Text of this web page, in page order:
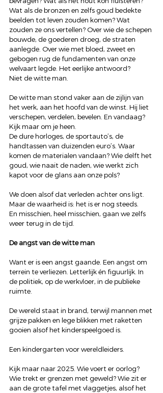
Wat als de bronzen en zelfs goud bedekte
beelden tot leven zouden komen? Wat
zouden ze ons vertellen? Over wie de schepen
bouwde, de goederen droeg, de straten
aanlegde. Over wie met bloed, zweet en
gebogen rug de fundamenten van onze
welvaart legde. Het eerlijke antwoord?
Niet de witte man.
De witte man stond vaker aan de zijlijn van
het werk, aan het hoofd van de winst. Hij liet
verschepen, verdelen, bevelen. En vandaag?
Kijk maar om je heen.
De dure horloges, de sportauto’s, de
handtassen van duizenden euro’s. Waar
komen de materialen vandaan? Wie delft het
goud, wie naait de naden, wie werkt zich
kapot voor de glans aan onze pols?
We doen alsof dat verleden achter ons ligt.
Maar de waarheid is: het is er nog steeds.
En misschien, heel misschien, gaan we zelfs
weer terug in de tijd.
De angst van de witte man
Want er is een angst gaande. Een angst om
terrein te verliezen. Letterlijk én figuurlijk. In
de politiek, op de werkvloer, in de publieke
ruimte.
De wereld staat in brand, terwijl mannen met
grijze pakken en lege blikken met raketten
gooien alsof het kinderspeelgoed is.
Een kindergarten voor wereldleiders.
Kijk maar naar 2025. Wie voert er oorlog?
Wie trekt er grenzen met geweld? Wie zit er
aan de grote tafel met vlaggetjes, alsof het